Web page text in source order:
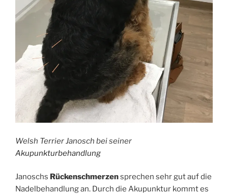
Welsh Terrier Janosch bei seiner
Akupunkturbehandlung
Janoschs Rückenschmerzensprechen sehr gut auf die
Nadelbehandlung an. Durch die Akupunktur kommt es